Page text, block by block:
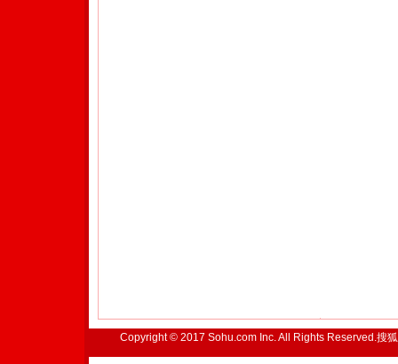
Copyright © 2017 Sohu.com Inc. All Rights Reserved.搜